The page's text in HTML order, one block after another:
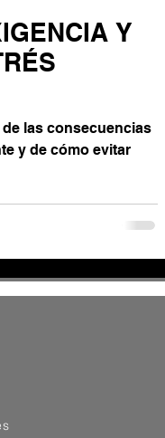
Y
las consecuencias
y de cómo evitar